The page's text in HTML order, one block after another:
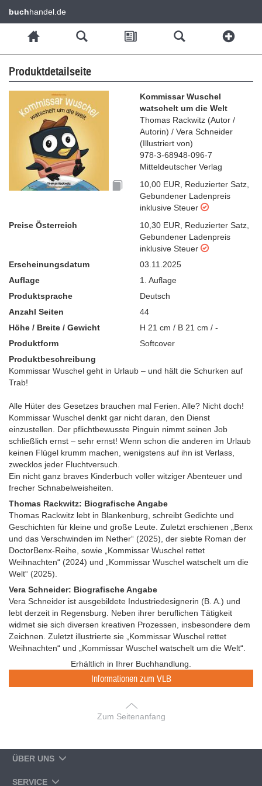
buchhandel.de
Produktdetailseite
Kommissar Wuschel
watschelt um die Welt
Thomas Rackwitz (Autor /
Autorin) / Vera Schneider
(Illustriert von)
978-3-68948-096-7
Mitteldeutscher Verlag
10,00 EUR
Reduzierter Satz
Gebundener Ladenpreis
inklusive Steuer
Preise Österreich
10,30 EUR Reduzierter Satz
Gebundener Ladenpreis
inklusive Steuer
Erscheinungsdatum
03.11.2025
Auflage
1. Auflage
Produktsprache
Deutsch
Anzahl Seiten
44
Höhe / Breite / Gewicht
H 21 cm / B 21 cm / -
Produktform
Softcover
Produktbeschreibung
Kommissar Wuschel geht in Urlaub – und hält die Schurken auf
Trab!
Alle Hüter des Gesetzes brauchen mal Ferien. Alle? Nicht doch!
Kommissar Wuschel denkt gar nicht daran, den Dienst
einzustellen. Der pflichtbewusste Pinguin nimmt seinen Job
schließlich ernst – sehr ernst! Wenn schon die anderen im Urlaub
keinen Flügel krumm machen, wenigstens auf ihn ist Verlass,
zwecklos jeder Fluchtversuch.
Ein nicht ganz braves Kinderbuch voller witziger Abenteuer und
frecher Schnabelweisheiten.
Thomas Rackwitz: Biografische Angabe
Thomas Rackwitz lebt in Blankenburg, schreibt Gedichte und
Geschichten für kleine und große Leute. Zuletzt erschienen „Benx
und das Verschwinden im Nether“ (2025), der siebte Roman der
DoctorBenx-Reihe, sowie „Kommissar Wuschel rettet
Weihnachten“ (2024) und „Kommissar Wuschel watschelt um die
Welt“ (2025).
Vera Schneider: Biografische Angabe
Vera Schneider ist ausgebildete Industriedesignerin (B. A.) und
lebt derzeit in Regensburg. Neben ihrer beruflichen Tätigkeit
widmet sie sich diversen kreativen Prozessen, insbesondere dem
Zeichnen. Zuletzt illustrierte sie „Kommissar Wuschel rettet
Weihnachten“ und „Kommissar Wuschel watschelt um die Welt“.
Erhältlich in Ihrer Buchhandlung.
Informationen zum VLB
Zum Seitenanfang
ÜBER UNS
SERVICE